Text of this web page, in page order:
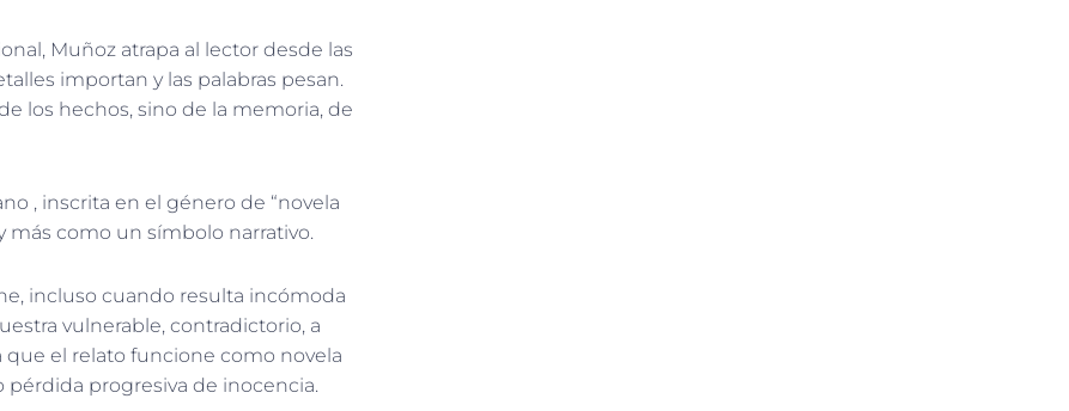
Muñoz atrapa al lector desde las
importan y las palabras pesan.
los hechos, sino de la memoria, de
, inscrita en el género de “novela
más como un símbolo narrativo.
incluso cuando resulta incómoda
vulnerable, contradictorio, a
que el relato funcione como novela
progresiva de inocencia.